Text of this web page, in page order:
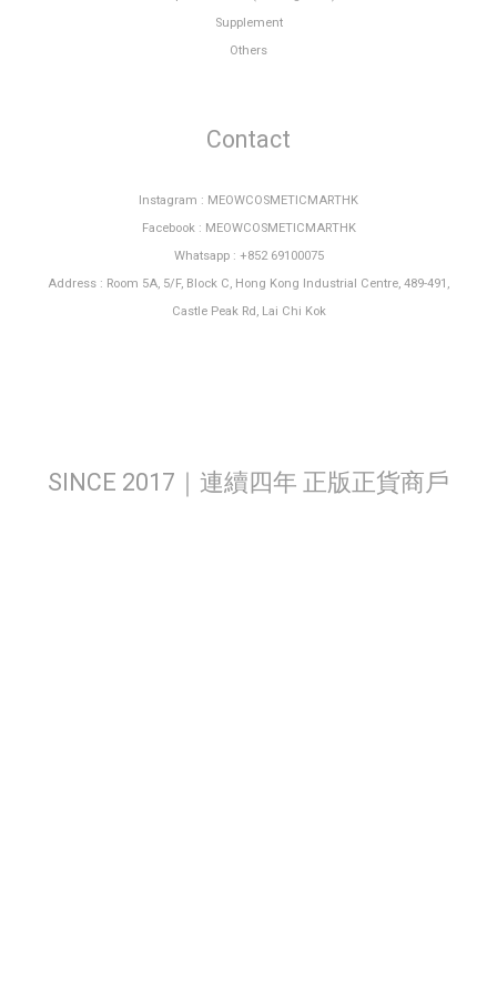
Supplement
Others
Contact
Instagram : MEOWCOSMETICMARTHK
Facebook : MEOWCOSMETICMARTHK
Whatsapp : +852 69100075
Address : Room 5A, 5/F, Block C, Hong Kong Industrial Centre, 489-491,
Castle Peak Rd, Lai Chi Kok
SINCE 2017｜連續四年 正版正貨商戶